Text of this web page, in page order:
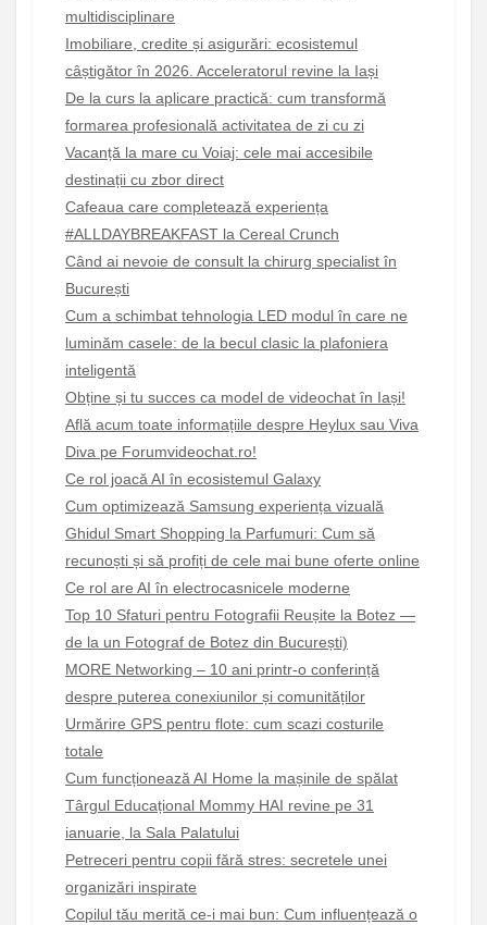
multidisciplinare
Imobiliare, credite și asigurări: ecosistemul
câștigător în 2026. Acceleratorul revine la Iași
De la curs la aplicare practică: cum transformă
formarea profesională activitatea de zi cu zi
Vacanță la mare cu Voiaj: cele mai accesibile
destinații cu zbor direct
Cafeaua care completează experiența
#ALLDAYBREAKFAST la Cereal Crunch
Când ai nevoie de consult la chirurg specialist în
București
Cum a schimbat tehnologia LED modul în care ne
luminăm casele: de la becul clasic la plafoniera
inteligentă
Obține și tu succes ca model de videochat în Iași!
Află acum toate informațiile despre Heylux sau Viva
Diva pe Forumvideochat.ro!
Ce rol joacă AI în ecosistemul Galaxy
Cum optimizează Samsung experiența vizuală
Ghidul Smart Shopping la Parfumuri: Cum să
recunoști și să profiți de cele mai bune oferte online
Ce rol are AI în electrocasnicele moderne
Top 10 Sfaturi pentru Fotografii Reușite la Botez —
de la un Fotograf de Botez din București)
MORE Networking – 10 ani printr-o conferință
despre puterea conexiunilor și comunităților
Urmărire GPS pentru flote: cum scazi costurile
totale
Cum funcționează AI Home la mașinile de spălat
Târgul Educațional Mommy HAI revine pe 31
ianuarie, la Sala Palatului
Petreceri pentru copii fără stres: secretele unei
organizări inspirate
Copilul tău merită ce-i mai bun: Cum influențează o